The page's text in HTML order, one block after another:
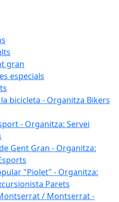
gran
especials
bicicleta - Organitza Bikers
- Organitza: Servei
Gent Gran - Organitza:
"Piolet" - Organitza:
Parets
/ Montserrat -